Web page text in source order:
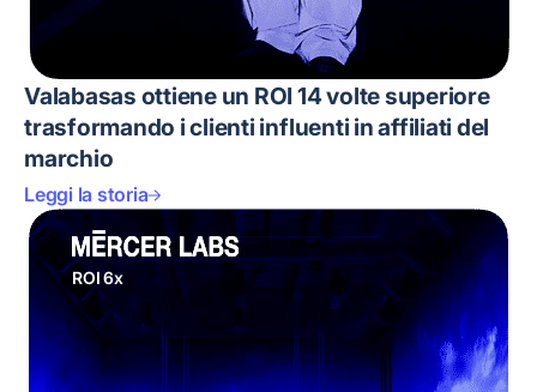
Valabasas ottiene un ROI 14 volte superiore
trasformando i clienti influenti in affiliati del
marchio
Leggi la storia
ROI 6x